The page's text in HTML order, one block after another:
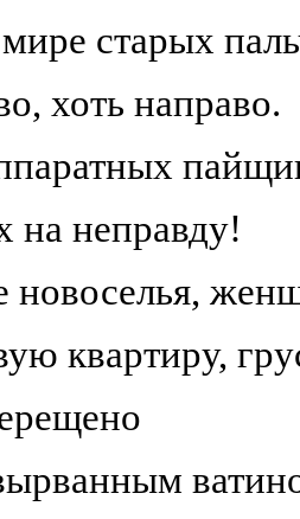
старых
хоть направо.
на неправду!
новоселья,
квартиру,